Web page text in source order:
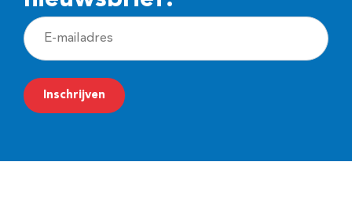
E
-
m
a
Inschrijven